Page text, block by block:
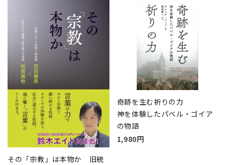
その「宗教」は本物か 旧統
奇跡を生む祈りの力
神を体験したパベル・ゴイア
の物語
1,980円